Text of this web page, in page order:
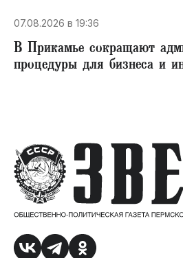
07.08.2026 в 19:36
В Прикамье сокращают
процедуры для бизнеса и